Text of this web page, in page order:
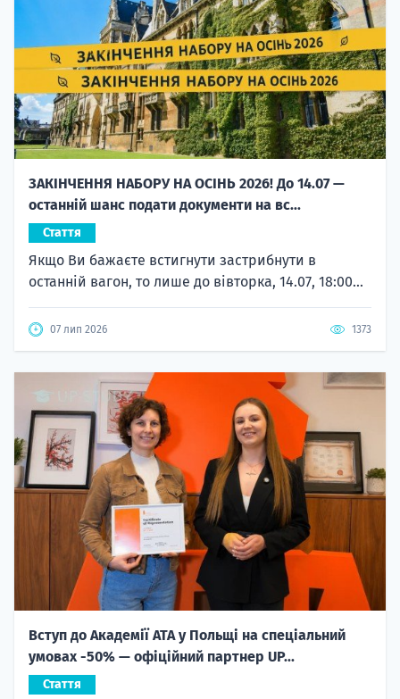
ЗАКІНЧЕННЯ НАБОРУ НА ОСІНЬ 2026! До 14.07 —
останній шанс подати документи на вс...
Стаття
Якщо Ви бажаєте встигнути застрибнути в
останній вагон, то лише до вівторка, 14.07, 18:00...
07 лип 2026 1373
Вступ до Академії ATA у Польщі на спеціальний
умовах -50% — офіційний партнер UP...
Стаття